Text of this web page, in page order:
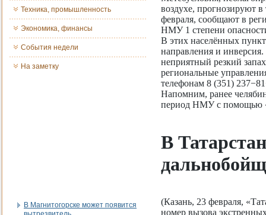
Техника, промышленность
Экономика, финансы
События недели
На заметку
В Магнитогорске может появится
воздухе, прогнозируют в
февраля, сообщают в
НМУ 1 степени
В этих населённых
направления и
неприятный резкий
региональные
телефонам 8 (351)
Напомним, ранее
период НМУ с помощью
В
(Казань, 23 февраля,
номер вызова